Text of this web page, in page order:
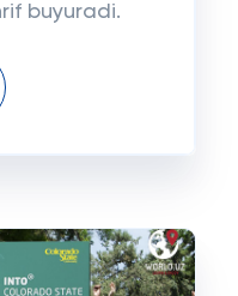
buyuradi.